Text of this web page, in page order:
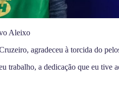
Aleixo
agradeceu à torcida do
trabalho, a dedicação que eu